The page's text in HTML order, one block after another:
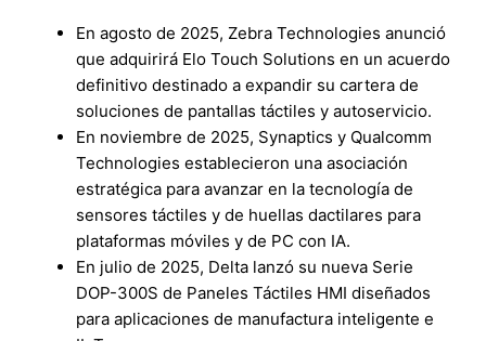
En agosto de 2025, Zebra Technologies anunció
que adquirirá Elo Touch Solutions en un acuerdo
definitivo destinado a expandir su cartera de
soluciones de pantallas táctiles y autoservicio.
En noviembre de 2025, Synaptics y Qualcomm
Technologies establecieron una asociación
estratégica para avanzar en la tecnología de
sensores táctiles y de huellas dactilares para
plataformas móviles y de PC con IA.
En julio de 2025, Delta lanzó su nueva Serie
DOP-300S de Paneles Táctiles HMI diseñados
para aplicaciones de manufactura inteligente e